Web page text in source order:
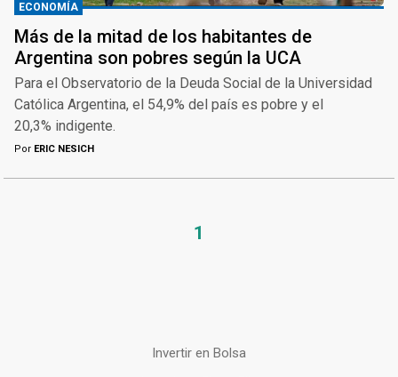
ECONOMÍA
Más de la mitad de los habitantes de
Argentina son pobres según la UCA
Para el Observatorio de la Deuda Social de la Universidad
Católica Argentina, el 54,9% del país es pobre y el
20,3% indigente.
Por ERIC NESICH
1
Invertir en Bolsa